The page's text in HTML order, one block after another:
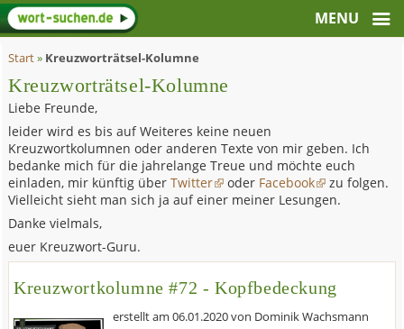
Start» Kreuzworträtsel-Kolumne
Kreuzworträtsel-Kolumne
Liebe Freunde,
leider wird es bis auf Weiteres keine neuen
Kreuzwortkolumnen oder anderen Texte von mir geben. Ich
bedanke mich für die jahrelange Treue und möchte euch
einladen, mir künftig überTwitter oder Facebook
zu folgen.
Vielleicht sieht man sich ja auf einer meiner Lesungen.
Danke vielmals,
euer Kreuzwort-Guru.
Kreuzwortkolumne #72 - Kopfbedeckung
erstellt am06.01.2020von Dominik Wachsmann